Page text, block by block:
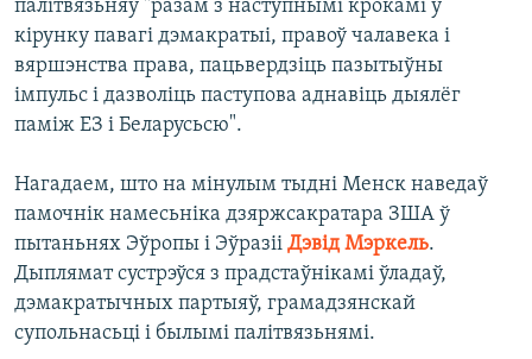
палітвязьняў "разам з наступнымі крокамі ў
кірунку павагі дэмакратыі, правоў чалавека і
вяршэнства права, пацьвердзіць пазытыўны
імпульс і дазволіць паступова аднавіць дыялёг
паміж ЕЗ і Беларусьсю".
Нагадаем, што на мінулым тыдні Менск наведаў
памочнік намесьніка дзяржсакратара ЗША ў
пытаньнях Эўропы і Эўразіі Дэвід Мэркель.
Дыплямат сустрэўся з прадстаўнікамі ўладаў,
дэмакратычных партыяў, грамадзянскай
супольнасьці і былымі палітвязьнямі.